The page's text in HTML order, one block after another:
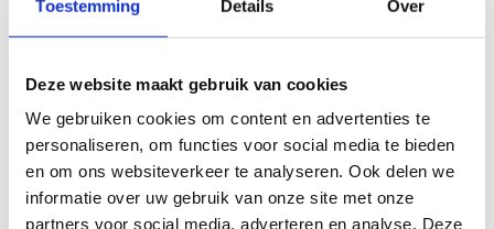
Toestemming Details Over
Deze website maakt gebruik van cookies
We gebruiken cookies om content en advertenties te
personaliseren, om functies voor social media te bieden
en om ons websiteverkeer te analyseren. Ook delen we
informatie over uw gebruik van onze site met onze
partners voor social media, adverteren en analyse. Deze
Beste fietsliefhebber
Dankjewel voor je interesse in onze
kennismakingsrondes.
We verwelkomen je graag in oktober of november
in ons wielercentrum!